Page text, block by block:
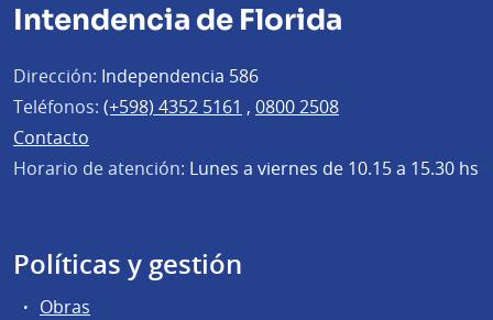
Intendencia de Florida
Dirección: Independencia 586
Teléfonos: (+598) 4352 5161 , 0800 2508
Contacto
Horario de atención: Lunes a viernes de 10.15 a 15.30 hs
Políticas y gestión
Obras